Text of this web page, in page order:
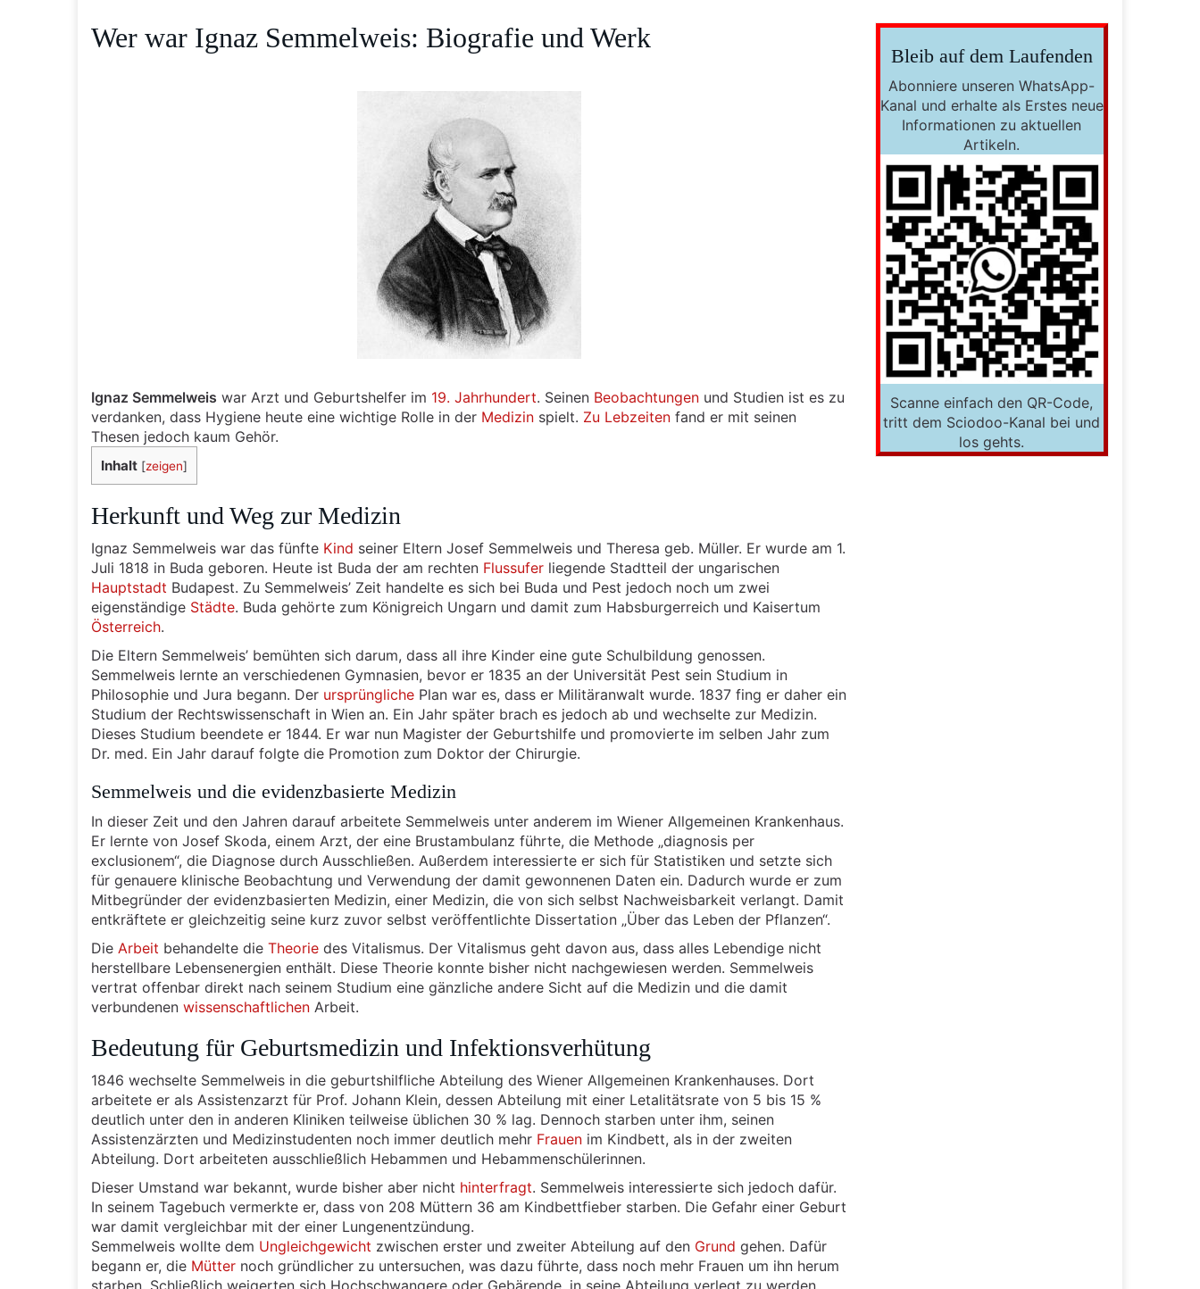
Wer war Ignaz Semmelweis: Biografie und Werk
Ignaz Semmelweis war Arzt und Geburtshelfer im 19. Jahrhundert. Seinen Beobachtungen und Studien ist es zu
verdanken, dass Hygiene heute eine wichtige Rolle in der Medizin spielt. Zu Lebzeiten fand er mit seinen
Thesen jedoch kaum Gehör.
Inhalt [zeigen]
Herkunft und Weg zur Medizin
Ignaz Semmelweis war das fünfte Kind seiner Eltern Josef Semmelweis und Theresa geb. Müller. Er wurde am 1.
Juli 1818 in Buda geboren. Heute ist Buda der am rechten Flussufer liegende Stadtteil der ungarischen
Hauptstadt Budapest. Zu Semmelweis’ Zeit handelte es sich bei Buda und Pest jedoch noch um zwei
eigenständige Städte. Buda gehörte zum Königreich Ungarn und damit zum Habsburgerreich und Kaisertum
Österreich.
Die Eltern Semmelweis’ bemühten sich darum, dass all ihre Kinder eine gute Schulbildung genossen.
Semmelweis lernte an verschiedenen Gymnasien, bevor er 1835 an der Universität Pest sein Studium in
Philosophie und Jura begann. Der ursprüngliche Plan war es, dass er Militäranwalt wurde. 1837 fing er daher ein
Studium der Rechtswissenschaft in Wien an. Ein Jahr später brach es jedoch ab und wechselte zur Medizin.
Dieses Studium beendete er 1844. Er war nun Magister der Geburtshilfe und promovierte im selben Jahr zum
Dr. med. Ein Jahr darauf folgte die Promotion zum Doktor der Chirurgie.
Semmelweis und die evidenzbasierte Medizin
In dieser Zeit und den Jahren darauf arbeitete Semmelweis unter anderem im Wiener Allgemeinen Krankenhaus.
Er lernte von Josef Skoda, einem Arzt, der eine Brustambulanz führte, die Methode „diagnosis per
exclusionem“, die Diagnose durch Ausschließen. Außerdem interessierte er sich für Statistiken und setzte sich
für genauere klinische Beobachtung und Verwendung der damit gewonnenen Daten ein. Dadurch wurde er zum
Mitbegründer der evidenzbasierten Medizin, einer Medizin, die von sich selbst Nachweisbarkeit verlangt. Damit
entkräftete er gleichzeitig seine kurz zuvor selbst veröffentlichte Dissertation „Über das Leben der Pflanzen“.
Die Arbeit behandelte die Theorie des Vitalismus. Der Vitalismus geht davon aus, dass alles Lebendige nicht
herstellbare Lebensenergien enthält. Diese Theorie konnte bisher nicht nachgewiesen werden. Semmelweis
vertrat offenbar direkt nach seinem Studium eine gänzliche andere Sicht auf die Medizin und die damit
verbundenen wissenschaftlichen Arbeit.
Bedeutung für Geburtsmedizin und Infektionsverhütung
1846 wechselte Semmelweis in die geburtshilfliche Abteilung des Wiener Allgemeinen Krankenhauses. Dort
arbeitete er als Assistenzarzt für Prof. Johann Klein, dessen Abteilung mit einer Letalitätsrate von 5 bis 15 %
deutlich unter den in anderen Kliniken teilweise üblichen 30 % lag. Dennoch starben unter ihm, seinen
Assistenzärzten und Medizinstudenten noch immer deutlich mehr Frauen im Kindbett, als in der zweiten
Abteilung. Dort arbeiteten ausschließlich Hebammen und Hebammenschülerinnen.
Dieser Umstand war bekannt, wurde bisher aber nicht hinterfragt. Semmelweis interessierte sich jedoch dafür.
In seinem Tagebuch vermerkte er, dass von 208 Müttern 36 am Kindbettfieber starben. Die Gefahr einer Geburt
war damit vergleichbar mit der einer Lungenentzündung.
Semmelweis wollte dem Ungleichgewicht zwischen erster und zweiter Abteilung auf den Grund gehen. Dafür
begann er, die Mütter noch gründlicher zu untersuchen, was dazu führte, dass noch mehr Frauen um ihn herum
starben. Schließlich weigerten sich Hochschwangere oder Gebärende, in seine Abteilung verlegt zu werden.
Bleib auf dem Laufenden
Abonniere unseren WhatsApp-
Kanal und erhalte als Erstes neue
Informationen zu aktuellen
Artikeln.
Scanne einfach den QR-Code,
tritt dem Sciodoo-Kanal bei und
los gehts.